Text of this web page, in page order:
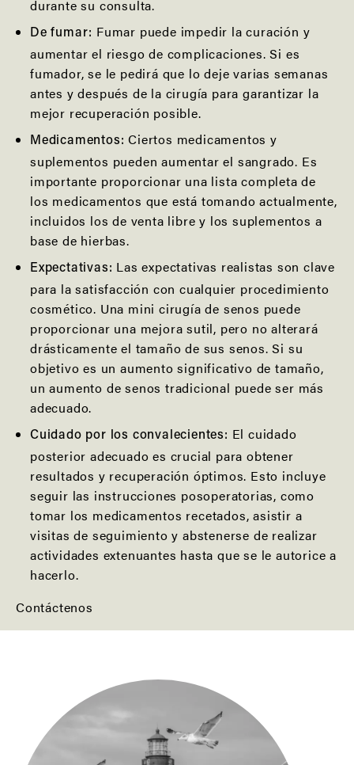
durante su consulta.
De fumar: Fumar puede impedir la curación y
aumentar el riesgo de complicaciones. Si es
fumador, se le pedirá que lo deje varias semanas
antes y después de la cirugía para garantizar la
mejor recuperación posible.
Medicamentos: Ciertos medicamentos y
suplementos pueden aumentar el sangrado. Es
importante proporcionar una lista completa de
los medicamentos que está tomando actualmente,
incluidos los de venta libre y los suplementos a
base de hierbas.
Expectativas: Las expectativas realistas son clave
para la satisfacción con cualquier procedimiento
cosmético. Una mini cirugía de senos puede
proporcionar una mejora sutil, pero no alterará
drásticamente el tamaño de sus senos. Si su
objetivo es un aumento significativo de tamaño,
un aumento de senos tradicional puede ser más
adecuado.
Cuidado por los convalecientes: El cuidado
posterior adecuado es crucial para obtener
resultados y recuperación óptimos. Esto incluye
seguir las instrucciones posoperatorias, como
tomar los medicamentos recetados, asistir a
visitas de seguimiento y abstenerse de realizar
actividades extenuantes hasta que se le autorice a
hacerlo.
Contáctenos